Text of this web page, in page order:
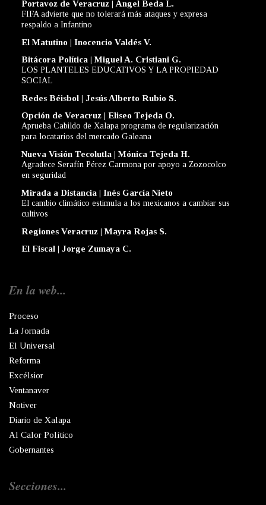
Portavoz de Veracruz | Ángel Beda L.
FIFA advierte que no tolerará más ataques y expresa
respaldo a Infantino
El Matutino | Inocencio Valdés V.
Bitácora Política | Miguel A. Cristiani G.
LOS PLANTELES EDUCATIVOS Y LA PROPIEDAD
SOCIAL
Redes Béisbol | Jesús Alberto Rubio S.
Opción de Veracruz | Eliseo Tejeda O.
Aprueba Cabildo de Xalapa programa de regularización
para locatarios del mercado Galeana
Nueva Visión Tecolutla | Mónica Tejeda H.
Agradece Serafín Pérez Carmona por apoyo a Zozocolco
en seguridad
Mirada a Distancia | Inés García Nieto
El cambio climático estimula a los mexicanos a cambiar sus
cultivos
Regiones Veracruz | Mayra Rojas S.
El Fiscal | Jorge Zumaya C.
En la web...
Proceso
La Jornada
El Universal
Reforma
Excélsior
Ventanaver
Notiver
Diario de Xalapa
Al Calor Político
Gobernantes
Secciones...